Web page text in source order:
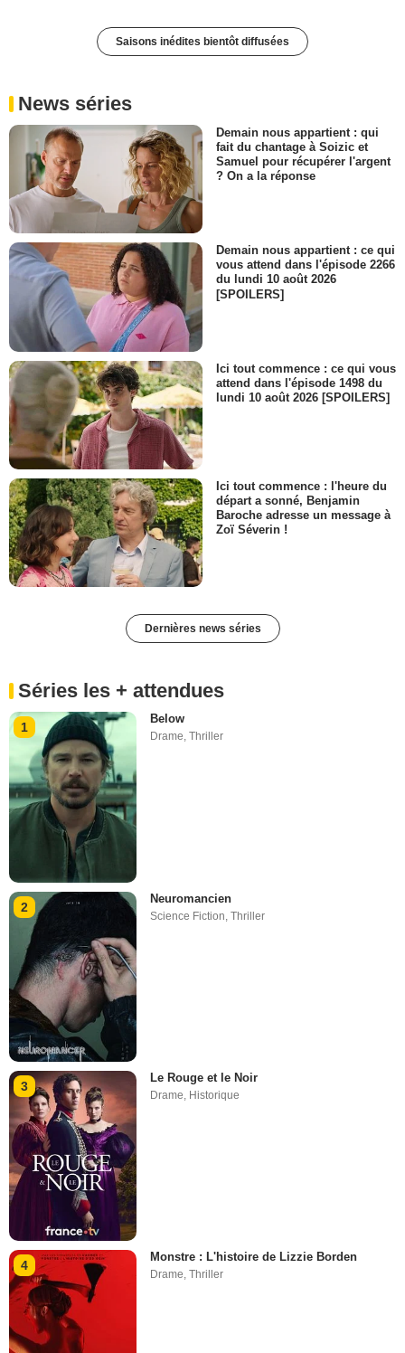
Saisons inédites bientôt diffusées
News séries
Demain nous appartient : qui
fait du chantage à Soizic et
Samuel pour récupérer l'argent
? On a la réponse
Demain nous appartient : ce qui
vous attend dans l'épisode 2266
du lundi 10 août 2026
[SPOILERS]
Ici tout commence : ce qui vous
attend dans l'épisode 1498 du
lundi 10 août 2026 [SPOILERS]
Ici tout commence : l'heure du
départ a sonné, Benjamin
Baroche adresse un message à
Zoï Séverin !
Dernières news séries
Séries les + attendues
1
Below
Drame,Thriller
2
Neuromancien
Science Fiction ,Thriller
3
Le Rouge et le Noir
Drame, Historique
4
Monstre : L'histoire de Lizzie Borden
Drame,Thriller